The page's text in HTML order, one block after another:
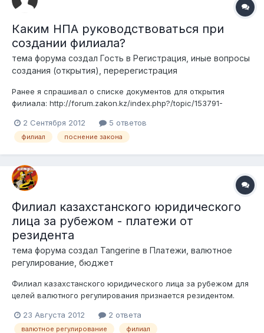
Каким НПА руководствоваться при
создании филиала?
тема форума создал Гость в Регистрация, иные вопросы
создания (открытия), перерегистрация
Ранее я спрашивал о списке документов для открытия
филиала: http://forum.zakon.kz/index.php?/topic/153791-
drug/page__hl__%D1%84%D0%B8%D0%BB%D0%B8%D0%B0%
D0%BB#entry953613 сейчас я скажу то что мне не понятно:
2 Сентября 2012 5 ответов
филиал поснение закона
Филиал казахстанского юридического
лица за рубежом - платежи от
резидента
тема форума создал Tangerine в Платежи, валютное
регулирование, бюджет
Филиал казахстанского юридического лица за рубежом для
целей валютного регулирования признается резидентом.
исключением ряда случаев (которые к данному вопросу не
применимы). Вопрос: могут ли резиденты РК (например,
23 Августа 2012 2 ответа
валютное регулирование филиал